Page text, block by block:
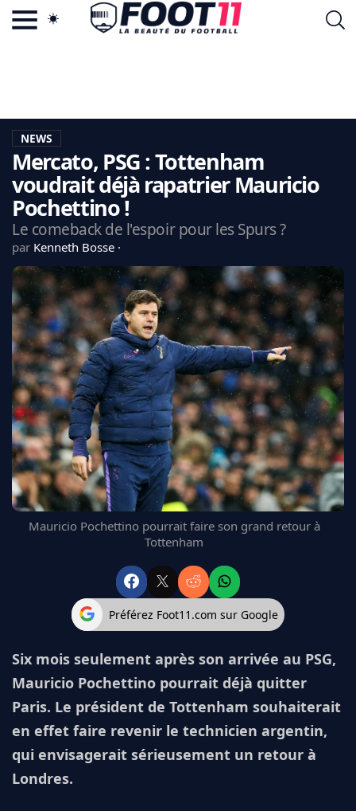
LA CHARTE
VIE PRIVÉE
CGU
CONTACTEZ-NOUS
CDM 2026
EDF
PSG
LIGUE 1
REAL MADRID
FC BARCELONE
MANCHESTER UNITED
CHELSEA
ARSENAL
BAYERN
L'AVIS DE LA RÉDAC'
NEWS
Mercato, PSG : Tottenham
voudrait déjà rapatrier Mauricio
Pochettino !
Le comeback de l'espoir pour les Spurs ?
par Kenneth Bosse
Mauricio Pochettino pourrait faire son grand retour à
Tottenham
Préférez Foot11.com sur Google
Six mois seulement après son arrivée au PSG,
Mauricio Pochettino pourrait déjà quitter
Paris. Le président de Tottenham souhaiterait
en effet faire revenir le technicien argentin,
qui envisagerait sérieusement un retour à
Londres.